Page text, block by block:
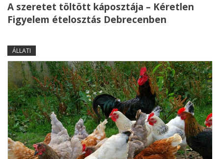
A szeretet töltött káposztája – Kéretlen
Figyelem ételosztás Debrecenben
ÁLLATI